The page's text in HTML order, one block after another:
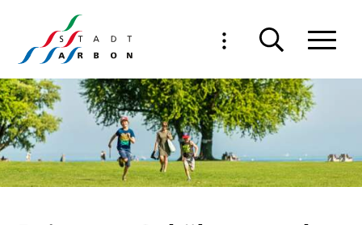
Navigieren in Arbon
Schnellnavigation